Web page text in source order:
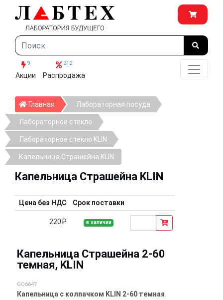
9
Акции
212
Распродажа
Главная ГлавнаяЛабораторная посуда
Лабораторное стекло
Лабораторное стекло KLIN
Капельница Страшейна KLIN
Капельница Страшейна KLIN
Цена без НДС Срок поставки
220₽ в наличии
Капельница Страшейна 2-60
темная, KLIN
GO6647
Капельница с колпачком KLIN 2-60 темная